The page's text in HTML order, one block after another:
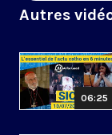
Autres
06:25